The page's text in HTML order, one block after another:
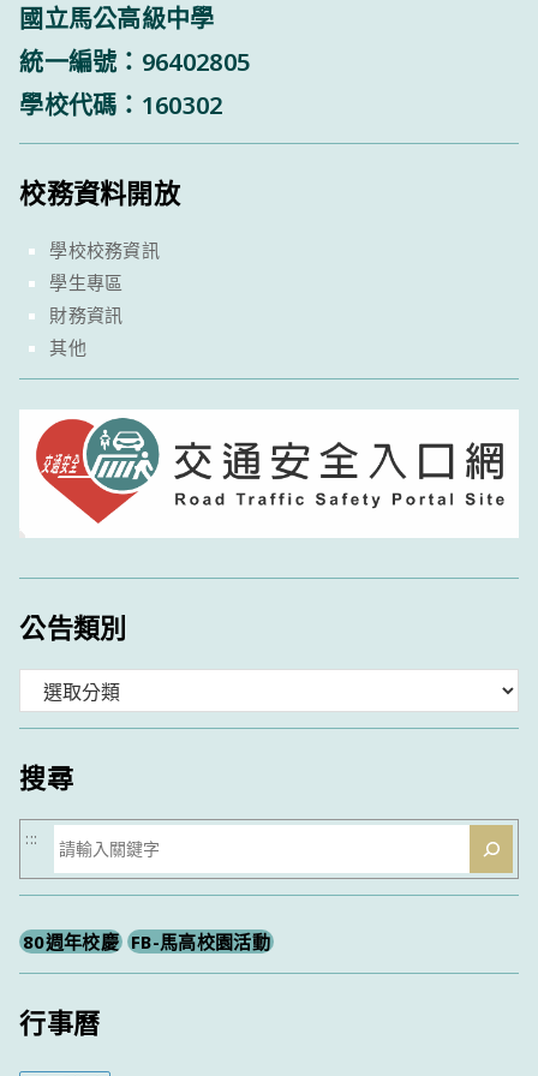
國立馬公高級中學
統一編號：96402805
學校代碼：160302
校務資料開放
學校校務資訊
學生專區
財務資訊
其他
公告類別
類
搜尋
搜
尋
:::
80週年校慶 FB-馬高校園活動
行事曆